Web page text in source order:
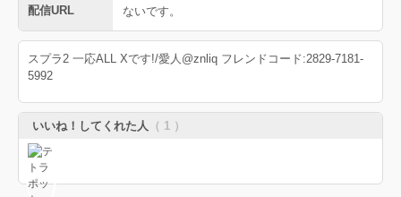
配信URL ないです。
スプラ2 一応ALL Xです!/愛人@znliq フレンドコード:2829-7181-
5992
いいね！してくれた人 （ 1 ）